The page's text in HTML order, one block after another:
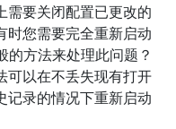
需要关闭配置已更改的
时您需要完全重新启动
的方法来处理此问题？
可以在不丢失现有打开
记录的情况下重新启动